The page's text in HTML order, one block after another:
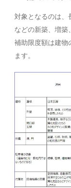
対象となるのは、
などの新築、増築
補助限度額は建物
ます。